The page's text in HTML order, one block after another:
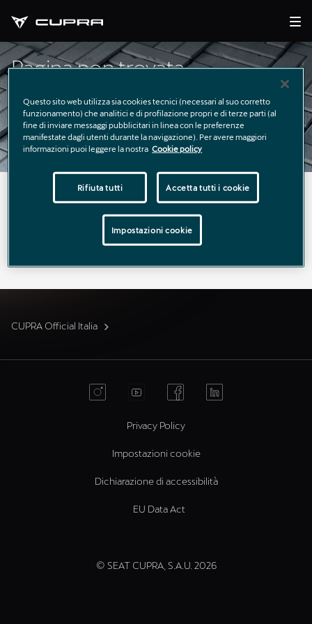
Pagina non trovata
La pagina richiesta non è stata trovata.
Puoi continuare a esplorare il sito usando il menù di
navigazione qui sopra.
CUPRA Official Italia
Privacy Policy
Impostazioni cookie
Dichiarazione di accessibilità
EU Data Act
© SEAT CUPRA, S.A.U. 2026
Questo sito web utilizza sia cookies tecnici (necessari al suo corretto
funzionamento) che analitici e di profilazione propri e di terze parti (al
fine di inviare messaggi pubblicitari in linea con le preferenze
manifestate dagli utenti durante la navigazione). Per avere maggiori
informazioni puoi leggere la nostra Cookie policy
Rifiuta tutti Accetta tutti i cookie
Impostazioni cookie